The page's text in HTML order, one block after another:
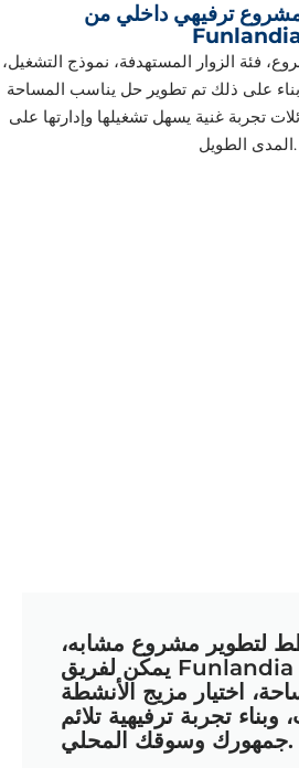
ترفيهي داخلي من
فئة الزوار المستهدفة، نموذج التشغيل،
على ذلك تم تطوير حل يناسب المساحة
تجربة غنية يسهل تشغيلها وإدارتها على
المدى الطويل.
لتطوير مشروع مشابه،
يمكن لفريق Funlandia مساعدتك في
اختيار مزيج الأنشطة
وبناء تجربة ترفيهية تلائم
جمهورك وسوقك المحلي.